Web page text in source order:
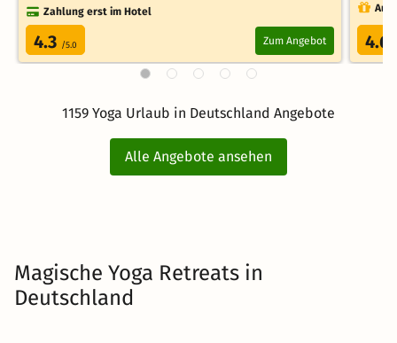
Zahlung erst im Hotel
4.3 /5.0 Zum Angebot 4.6
1159 Yoga Urlaub in Deutschland Angebote
Alle Angebote ansehen
Magische Yoga Retreats in
Deutschland